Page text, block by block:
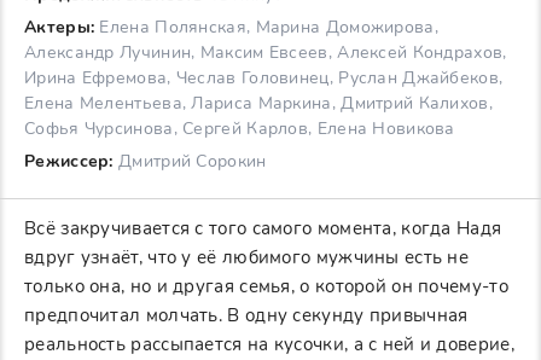
Актеры: Елена Полянская, Марина Доможирова,
Александр Лучинин, Максим Евсеев, Алексей Кондрахов,
Ирина Ефремова, Чеслав Головинец, Руслан Джайбеков,
Елена Мелентьева, Лариса Маркина, Дмитрий Калихов,
Софья Чурсинова, Сергей Карлов, Елена Новикова
Режиссер: Дмитрий Сорокин
Всё закручивается с того самого момента, когда Надя
вдруг узнаёт, что у её любимого мужчины есть не
только она, но и другая семья, о которой он почему-то
предпочитал молчать. В одну секунду привычная
реальность рассыпается на кусочки, а с ней и доверие,